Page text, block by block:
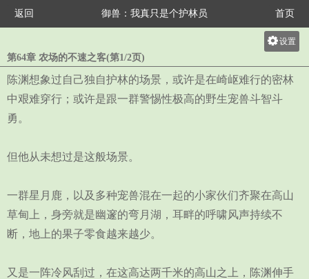
返回 御兽：我真只是个护林员 首页
设置
大
中
第64章 农场的不速之客(第1/2页)
陈渊想象过自己独自护林的场景，或许是在崎岖难行的密林
中艰难穿行；或许是跟一群警惕性极高的野生宠兽斗智斗
勇。
但他从未想过是这般场景。
一群星月鹿，以及多种宠兽混在一起的小家伙们齐聚在高山
草甸上，身旁就是幽邃的弯月湖，耳畔的呼啸风声持续不
断，地上的果子零食越来越少。
又是一阵冷风刮过，在这高达两千米的高山之上，陈渊伸手